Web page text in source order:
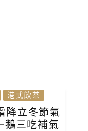
港式飲茶
降立冬節氣
鵝三吃補氣